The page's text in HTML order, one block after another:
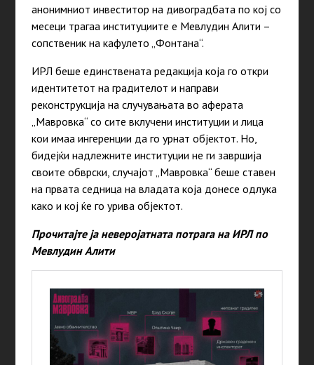
анонимниот инвеститор на дивоградбата по кој со
месеци трагаа институциите е Мевлудин Алити –
сопственик на кафулето „Фонтана“.
ИРЛ беше единствената редакција која го откри
идентитетот на градителот и направи
реконструкција на случувањата во аферата
„Мавровка“ со сите вклучени институции и лица
кои имаа ингеренции да го урнат објектот. Но,
бидејќи надлежните институции не ги завршија
своите обврски, случајот „Мавровка“ беше ставен
на првата седница на владата која донесе одлука
како и кој ќе го урива објектот.
Прочитајте ја неверојатната потрага на ИРЛ по
Мевлудин Алити